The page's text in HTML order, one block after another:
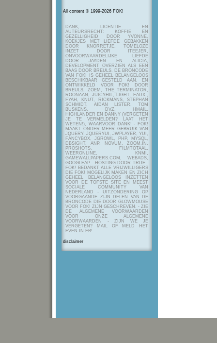
All content © 1999-2026 FOK!
DANK, LICENTIE EN
AUTEURSRECHT: KOFFIE EN
GEZELLIGHEID DOOR YVONNE,
KOEKJES MET LIEFDE GEBAKKEN
DOOR KNORRETJE, TOMELOZE
INZET DOOR ITEEJER,
ONVOORWAARDELIJKE LIEFDE
DOOR JAYDEN EN ALICIA,
DEVELOPMENT OVERZIEN ALS EEN
BAAS DOOR BREULS. DE BRONCODE
VAN FOK! IS GEHEEL BELANGELOOS
BESCHIKBAAR GESTELD AAN, EN
ONTWIKKELD VOOR FOK! DOOR
BREULS, ZOEM, THE_TERMINATOR,
ROONAAN, JUICYHIL, LIGHT, FAUX.,
FYAH, KNUT, RICKMANS, STEPHAN
SCHMIDT, AIDAN LISTER, TOM
BUSKENS, DVZ, HMAIL,
HIGHLANDER EN DANNY (VERGETEN
JE TE VERMELDEN? LAAT HET
WETEN!), WAARVOOR DANK! - FOK!
MAAKT ONDER MEER GEBRUIK VAN
JQUERY, JQUERYUI, JWPLAYER, YUI,
FANCYBOX, JGROWL, PHP, MYSQL,
DBSIGHT, ANP, NOVUM, ZOOM.IN,
PROSHOTS, FILMTOTAAL,
WEERONLINE, KNMI,
GAMEWALLPAPERS.COM, WEBADS,
GOOGLEAP - HOSTING DOOR TRUE -
FOK! BEDANKT ALLE VRIJWILLIGERS
DIE FOK! MOGELIJK MAKEN EN ZICH
GEHEEL BELANGELOOS INZETTEN
VOOR DE TOFSTE SITE EN MEEST
SOCIALE COMMUNITY VAN
NEDERLAND - UITZONDERING OP
VOORGAANDE ZIJN DELEN VAN DE
BRONCODE DIE DOOR GLOWMOUSE
VOOR FOK! ZIJN GESCHREVEN. - ZIE
DE ALGEMENE VOORWAARDEN
VOOR ONZE ALGEMENE
VOORWAARDEN - ZIJN WE JE
VERGETEN? MAIL OF MELD HET
EVEN IN FB!
disclaimer